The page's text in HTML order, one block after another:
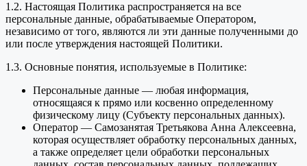
1.2. Настоящая Политика распространяется на все
персональные данные, обрабатываемые Оператором,
независимо от того, являются ли эти данные полученными до
или после утверждения настоящей Политики.
1.3. Основные понятия, используемые в Политике:
Персональные данные — любая информация,
относящаяся к прямо или косвенно определенному
физическому лицу (Субъекту персональных данных).
Оператор — Самозанятая Третьякова Анна Алексеевна,
которая осуществляет обработку персональных данных,
а также определяет цели обработки персональных